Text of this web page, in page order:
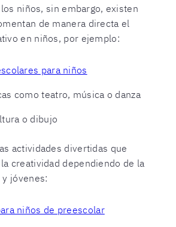
niños, sin embargo, existen
de manera directa el
en niños, por ejemplo:
para niños
como teatro, música o danza
o dibujo
actividades divertidas que
creatividad dependiendo de la
jóvenes:
niños de preescolar